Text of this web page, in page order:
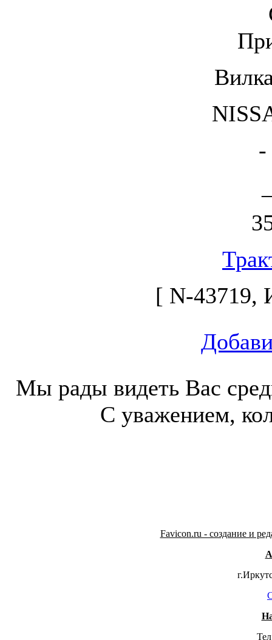
-
[ N-43719,
Мы рады видеть Вас
С уважением,
Favicon.ru - создание и